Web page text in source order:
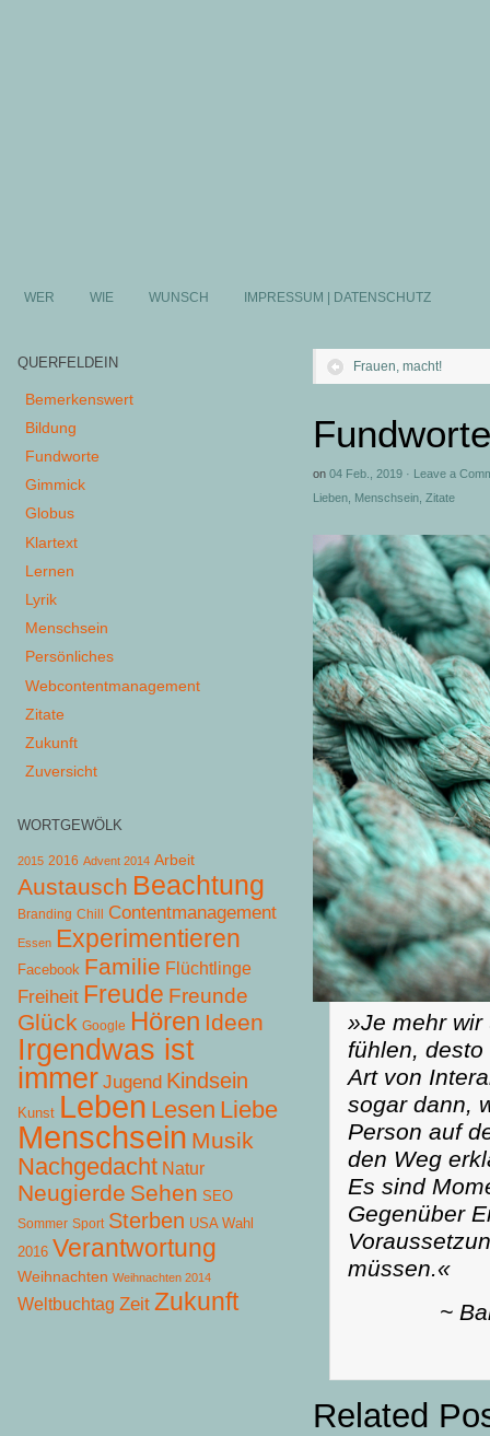
WER WIE WUNSCH IMPRESSUM | DATENSCHUTZ
Frauen, macht!
on 04 Feb., 2019 · Leave a
Lieben Menschsein Zitate
»Je mehr
fühlen,
Art von
sogar dann,
Person auf
den Weg
Es sind
Gegenüber
müssen.«
~
Related
QUERFELDEIN
Bemerkenswert
Bildung
Fundworte
Gimmick
Globus
Klartext
Lernen
Lyrik
Menschsein
Persönliches
Webcontentmanagement
Zitate
Zukunft
Zuversicht
WORTGEWÖLK
2015 2016 Advent 2014 Arbeit
Austausch Beachtung
Branding Chill Contentmanagement
Essen Experimentieren
Facebook Familie Flüchtlinge
Freiheit Freude Freunde
Glück Google Hören Ideen
Irgendwas ist
immer Jugend Kindsein
Kunst Leben Lesen Liebe
Menschsein Musik
Nachgedacht Natur
Neugierde Sehen SEO
Sommer Sport Sterben USA Wahl
2016 Verantwortung
Weihnachten Weihnachten 2014
Weltbuchtag Zeit Zukunft